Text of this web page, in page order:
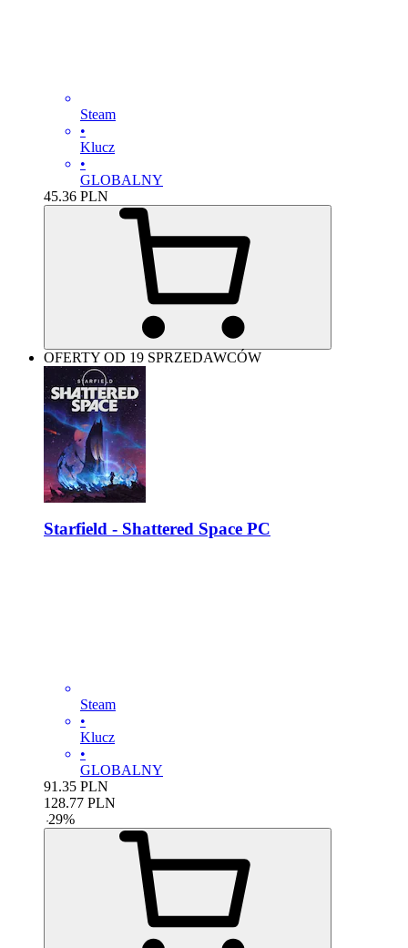
Steam
•
Klucz
•
GLOBALNY
45.36 PLN
OFERTY OD 19 SPRZEDAWCÓW
Starfield - Shattered Space PC
Steam
•
Klucz
•
GLOBALNY
91.35 PLN
128.77 PLN
-29%